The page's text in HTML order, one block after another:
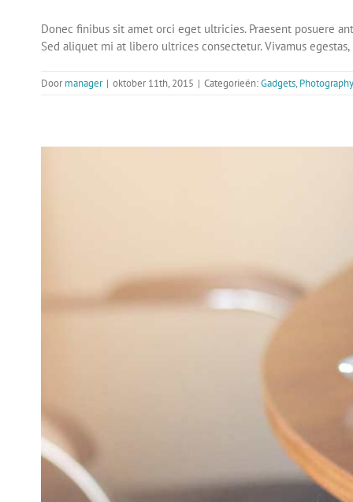
Donec finibus sit amet orci eget ultricies. Praesent posuere
Sed aliquet mi at libero ultrices consectetur. Vivamus
Doormanager | oktober 11th, 2015 | Categorieën:Gadgets, Photography